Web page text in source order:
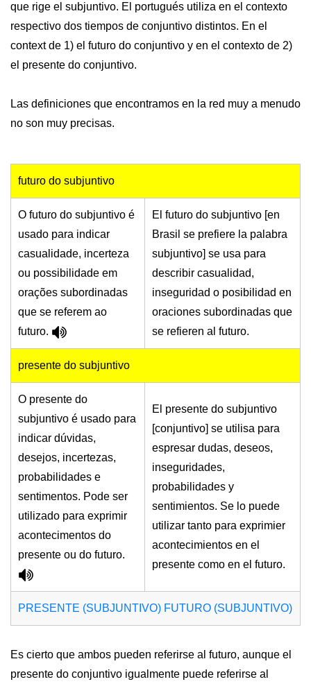
que rige el subjuntivo. El portugués utiliza en el contexto
respectivo dos tiempos de conjuntivo distintos. En el
context de 1) el futuro do conjuntivo y en el contexto de 2)
el presente do conjuntivo.
Las definiciones que encontramos en la red muy a menudo
no son muy precisas.
futuro do subjuntivo
O futuro do subjuntivo é
usado para indicar
casualidade, incerteza
ou possibilidade em
orações subordinadas
que se referem ao
futuro.
El futuro do subjuntivo [en
Brasil se prefiere la palabra
subjuntivo] se usa para
describir casualidad,
inseguridad o posibilidad en
oraciones subordinadas que
se refieren al futuro.
presente do subjuntivo
O presente do
subjuntivo é usado para
indicar dúvidas,
desejos, incertezas,
probabilidades e
sentimentos. Pode ser
utilizado para exprimir
acontecimentos do
presente ou do futuro.
El presente do subjuntivo
[conjuntivo] se utilisa para
espresar dudas, deseos,
inseguridades,
probabilidades y
sentimientos. Se lo puede
utilizar tanto para exprimier
acontecimientos en el
presente como en el futuro.
PRESENTE (SUBJUNTIVO) FUTURO (SUBJUNTIVO)
Es cierto que ambos pueden referirse al futuro, aunque el
presente do conjuntivo igualmente puede referirse al